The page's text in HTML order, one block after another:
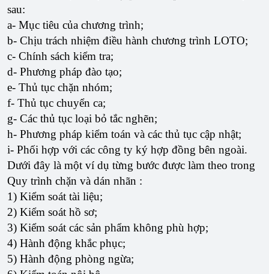
sau:
a- Mục tiêu của chương trình;
b- Chịu trách nhiệm điều hành chương trình LOTO;
c- Chính sách kiểm tra;
d- Phương pháp đào tạo;
e- Thủ tục chặn nhóm;
f- Thủ tục chuyển ca;
g- Các thủ tục loại bỏ tắc nghẽn;
h- Phương pháp kiểm toán và các thủ tục cập nhật;
i- Phối hợp với các công ty ký hợp đồng bên ngoài.
Dưới đây là một ví dụ từng bước được làm theo trong
Quy trình chặn và dán nhãn :
1) Kiểm soát tài liệu;
2) Kiểm soát hồ sơ;
3) Kiểm soát các sản phẩm không phù hợp;
4) Hành động khắc phục;
5) Hành động phòng ngừa;